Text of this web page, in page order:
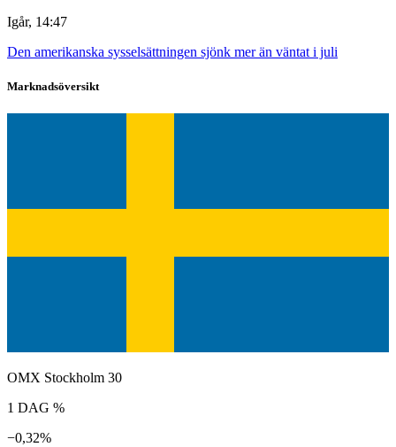
Igår, 14:47
Den amerikanska sysselsättningen sjönk mer än väntat i juli
Marknadsöversikt
OMX Stockholm 30
1 DAG %
−0,32%